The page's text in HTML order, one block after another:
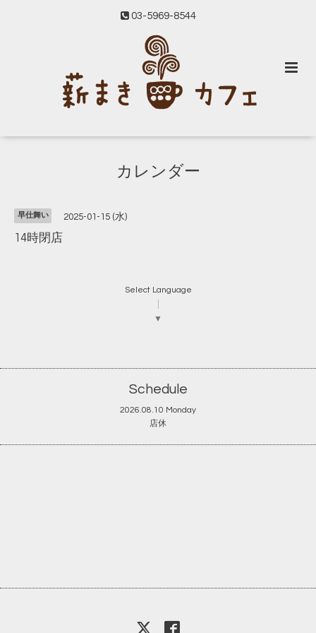
03-5969-8544
カレンダー
早仕舞い 2025-01-15 (水)
14時閉店
Select Language
▼
Schedule
2026.08.10 Monday
店休